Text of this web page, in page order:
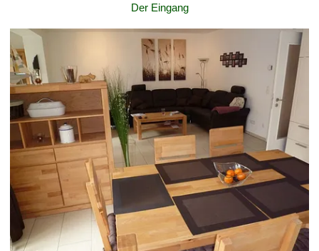
Der Eingang